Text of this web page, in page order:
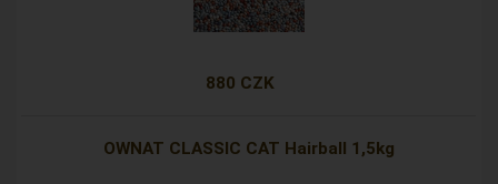
880 CZK
OWNAT CLASSIC CAT Hairball 1,5kg